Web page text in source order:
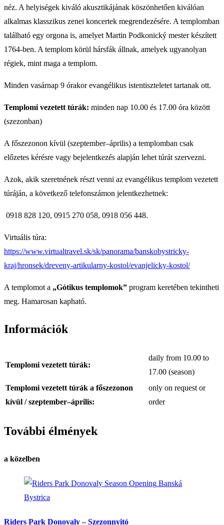
néz. A helyiségek kiváló akusztikájának köszönhetően kiválóan
alkalmas klasszikus zenei koncertek megrendezésére. A templomban
található egy orgona is, amelyet Martin Podkonický mester készített
1764-ben. A templom körül hársfák állnak, amelyek ugyanolyan
régiek, mint maga a templom.
Minden vasárnap 9 órakor evangélikus istentiszteletet tartanak ott.
Templomi vezetett túrák: minden nap 10.00 és 17.00 óra között
(szezonban)
A főszezonon kívül (szeptember–április) a templomban csak
előzetes kérésre vagy bejelentkezés alapján lehet túrát szervezni.
Azok, akik szeretnének részt venni az evangélikus templom vezetett
túráján, a következő telefonszámon jelentkezhetnek:
0918 828 120, 0915 270 058, 0918 056 448.
Virtuális túra:
https://www.virtualtravel.sk/sk/panorama/banskobystricky-
kraj/hronsek/dreveny-artikularny-kostol/evanjelicky-kostol/
A templomot a „Gótikus templomok” program keretében tekintheti
meg. Hamarosan kapható.
Információk
Templomi vezetett túrák:
daily from 10.00 to
17.00 (season)
Templomi vezetett túrák a főszezonon
kívül / szeptember–április:
only on request or
order
További élmények
a közelben
Banská
Bystrica
Riders Park Donovaly – Szezonnyitó